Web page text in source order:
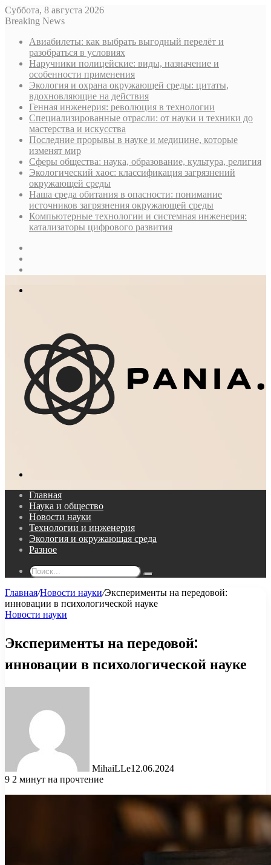
Суббота, 8 августа 2026
Breaking News
Авиабилеты: как выбрать выгодный перелёт и
разобраться в условиях
Наручники полицейские: виды, назначение и
особенности применения
Экология и охрана окружающей среды: цитаты,
вдохновляющие на действия
Генная инженерия: революция в технологии
Специализированные отрасли: от науки и техники до
мастерства и искусства
Последние прорывы в науке и медицине, которые
изменят мир
Сферы общества: наука, образование, культура, религия
Экологический хаос: классификация загрязнений
окружающей среды
Наша среда обитания в опасности: понимание
источников загрязнения окружающей среды
Компьютерные технологии и системная инженерия:
катализаторы цифрового развития
Главная
Наука и общество
Новости науки
Технологии и инженерия
Экология и окружающая среда
Разное
Поиск...
Главная/Новости науки/Эксперименты на передовой:
инновации в психологической науке
Новости науки
Эксперименты на передовой:
инновации в психологической науке
MihaiLLe12.06.2024
9 2 минут на прочтение